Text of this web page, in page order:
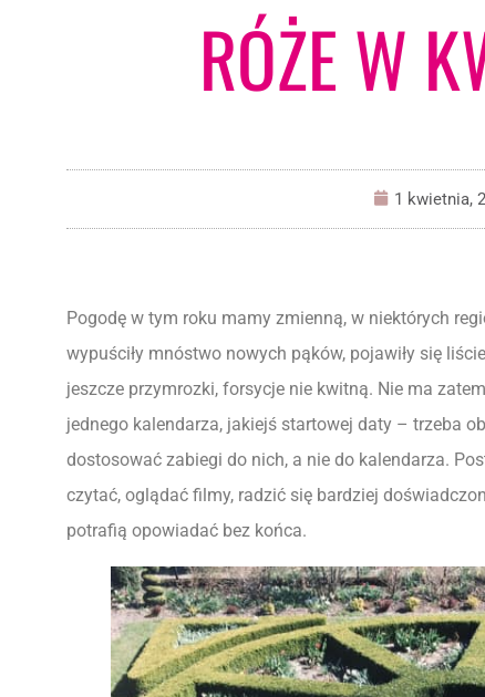
RÓŻE W
1 kwietnia,
Pogodę w tym roku mamy zmienną, w niektórych
wypuściły mnóstwo nowych pąków, pojawiły się
jeszcze przymrozki, forsycje nie kwitną. Nie ma
jednego kalendarza, jakiejś startowej daty – trzeba
dostosować zabiegi do nich, a nie do kalendarza.
czytać, oglądać filmy, radzić się bardziej
potrafią opowiadać bez końca.